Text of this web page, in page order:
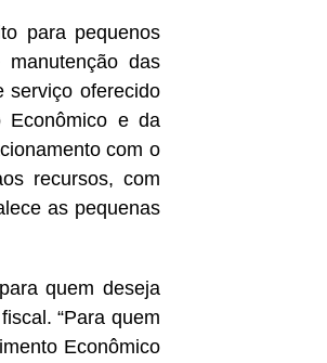
para pequenos
das
serviço oferecido
Econômico e da
com o
recursos, com
as pequenas
quem deseja
“Para quem
Econômico